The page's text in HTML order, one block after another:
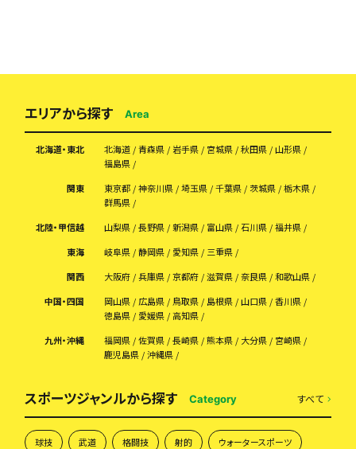
エリアから探す Area
北海道・東北 北海道 青森県 岩手県 宮城県 秋田県
山形県
福島県
関東
東京都 神奈川県 埼玉県 千葉県 茨城県
栃木県
群馬県
北陸・甲信越
山梨県 長野県 新潟県 富山県 石川県
福井県
東海
岐阜県 静岡県 愛知県
三重県
関西
大阪府 兵庫県 京都府 滋賀県 奈良県
和歌山県
中国・四国
岡山県 広島県 鳥取県 島根県 山口県
香川県
徳島県
愛媛県
高知県
九州・沖縄
福岡県 佐賀県 長崎県 熊本県 大分県
宮崎県
鹿児島県
沖縄県
スポーツジャンルから探す Category すべて
球技 武道 格闘技 射的 ウォータースポーツ